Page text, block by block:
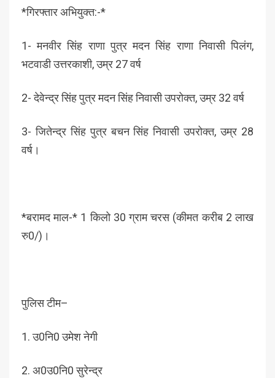
*गिरफ्तार अभियुक्त:-*
1- मनवीर सिंह राणा पुत्र मदन सिंह राणा निवासी पिलंग,
भटवाडी उत्तरकाशी, उम्र 27 वर्ष
2- देवेन्द्र सिंह पुत्र मदन सिंह निवासी उपरोक्त, उम्र 32 वर्ष
3- जितेन्द्र सिंह पुत्र बचन सिंह निवासी उपरोक्त, उम्र 28
वर्ष।
*बरामद माल-* 1 किलो 30 ग्राम चरस (कीमत करीब 2 लाख
रु0/)।
पुलिस टीम–
1. उ0नि0 उमेश नेगी
2. अ0उ0नि0 सुरेन्द्र